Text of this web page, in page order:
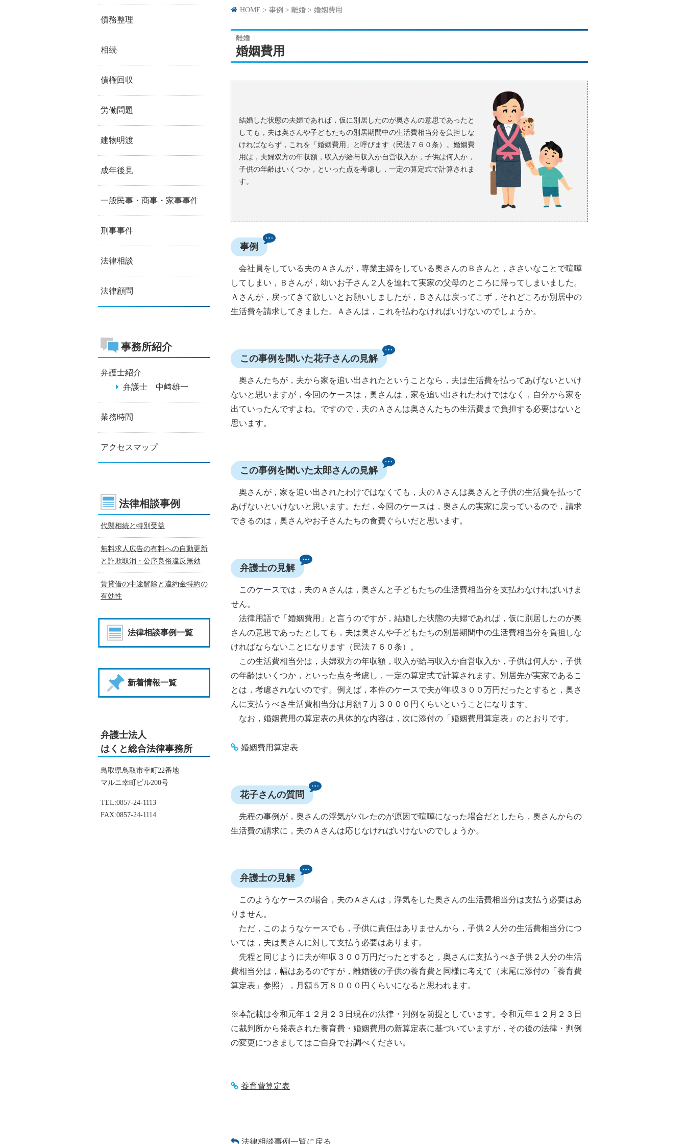
HOME > 事例 > 離婚 > 婚姻費用
離婚
婚姻費用
結婚した状態の夫婦であれば，仮に別居したのが奥さんの意思であったと
しても，夫は奥さんや子どもたちの別居期間中の生活費相当分を負担しな
ければならず，これを「婚姻費用」と呼びます（民法７６０条）。婚姻費
用は，夫婦双方の年収額，収入が給与収入か自営収入か，子供は何人か，
子供の年齢はいくつか，といった点を考慮し，一定の算定式で計算されま
す。
事例
会社員をしている夫のＡさんが，専業主婦をしている奥さんのＢさんと，ささいなことで喧嘩
してしまい，Ｂさんが，幼いお子さん２人を連れて実家の父母のところに帰ってしまいました。
Ａさんが，戻ってきて欲しいとお願いしましたが，Ｂさんは戻ってこず，それどころか別居中の
生活費を請求してきました。Ａさんは，これを払わなければいけないのでしょうか。
この事例を聞いた花子さんの見解
奥さんたちが，夫から家を追い出されたということなら，夫は生活費を払ってあげないといけ
ないと思いますが，今回のケースは，奥さんは，家を追い出されたわけではなく，自分から家を
出ていったんですよね。ですので，夫のＡさんは奥さんたちの生活費まで負担する必要はないと
思います。
この事例を聞いた太郎さんの見解
奥さんが，家を追い出されたわけではなくても，夫のＡさんは奥さんと子供の生活費を払って
あげないといけないと思います。ただ，今回のケースは，奥さんの実家に戻っているので，請求
できるのは，奥さんやお子さんたちの食費ぐらいだと思います。
弁護士の見解
このケースでは，夫のＡさんは，奥さんと子どもたちの生活費相当分を支払わなければいけま
せん。
法律用語で「婚姻費用」と言うのですが，結婚した状態の夫婦であれば，仮に別居したのが奥
さんの意思であったとしても，夫は奥さんや子どもたちの別居期間中の生活費相当分を負担しな
ければならないことになります（民法７６０条）。
この生活費相当分は，夫婦双方の年収額，収入が給与収入か自営収入か，子供は何人か，子供
の年齢はいくつか，といった点を考慮し，一定の算定式で計算されます。別居先が実家であるこ
とは，考慮されないのです。例えば，本件のケースで夫が年収３００万円だったとすると，奥さ
んに支払うべき生活費相当分は月額７万３０００円くらいということになります。
なお，婚姻費用の算定表の具体的な内容は，次に添付の「婚姻費用算定表」のとおりです。
婚姻費用算定表
花子さんの質問
先程の事例が，奥さんの浮気がバレたのが原因で喧嘩になった場合だとしたら，奥さんからの
生活費の請求に，夫のＡさんは応じなければいけないのでしょうか。
弁護士の見解
このようなケースの場合，夫のＡさんは，浮気をした奥さんの生活費相当分は支払う必要はあ
りません。
ただ，このようなケースでも，子供に責任はありませんから，子供２人分の生活費相当分につ
いては，夫は奥さんに対して支払う必要はあります。
先程と同じように夫が年収３００万円だったとすると，奥さんに支払うべき子供２人分の生活
費相当分は，幅はあるのですが，離婚後の子供の養育費と同様に考えて（末尾に添付の「養育費
算定表」参照），月額５万８０００円くらいになると思われます。
※本記載は令和元年１２月２３日現在の法律・判例を前提としています。令和元年１２月２３日
に裁判所から発表された養育費・婚姻費用の新算定表に基づいていますが，その後の法律・判例
の変更につきましてはご自身でお調べください。
養育費算定表
法律相談事例一覧に戻る
債務整理
相続
債権回収
労働問題
建物明渡
成年後見
一般民事・商事・家事事件
刑事事件
法律相談
法律顧問
事務所紹介
弁護士紹介
弁護士 中﨑雄一
業務時間
アクセスマップ
法律相談事例
代襲相続と特別受益
無料求人広告の有料への自動更新
と詐欺取消・公序良俗違反無効
賃貸借の中途解除と違約金特約の
有効性
法律相談事例一覧
新着情報一覧
弁護士法人
はくと総合法律事務所
鳥取県鳥取市幸町22番地
マルニ幸町ビル200号
TEL:0857-24-1113
FAX:0857-24-1114